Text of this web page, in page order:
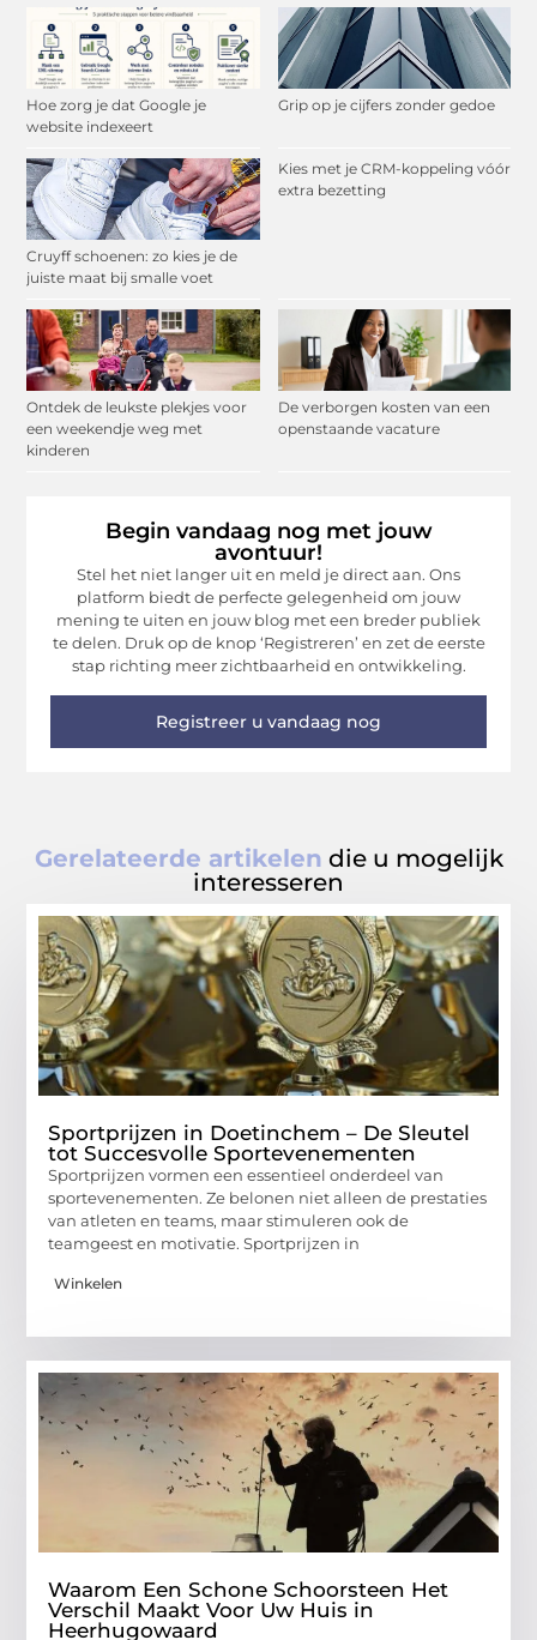
Hoe zorg je dat Google je
website indexeert
Grip op je cijfers zonder gedoe
Cruyff schoenen: zo kies je de
juiste maat bij smalle voet
Kies met je CRM-koppeling vóór
extra bezetting
Ontdek de leukste plekjes voor
een weekendje weg met
kinderen
De verborgen kosten van een
openstaande vacature
Begin vandaag nog met jouw
avontuur!
Stel het niet langer uit en meld je direct aan. Ons
platform biedt de perfecte gelegenheid om jouw
mening te uiten en jouw blog met een breder publiek
te delen. Druk op de knop ‘Registreren’ en zet de eerste
stap richting meer zichtbaarheid en ontwikkeling.
Registreer u vandaag nog
Gerelateerde artikelen die u mogelijk
interesseren
Sportprijzen in Doetinchem – De Sleutel
tot Succesvolle Sportevenementen
Sportprijzen vormen een essentieel onderdeel van
sportevenementen. Ze belonen niet alleen de prestaties
van atleten en teams, maar stimuleren ook de
teamgeest en motivatie. Sportprijzen in
Winkelen
Waarom Een Schone Schoorsteen Het
Verschil Maakt Voor Uw Huis in
Heerhugowaard